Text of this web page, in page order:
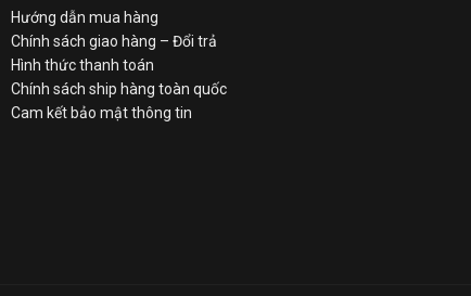
Hướng dẫn mua hàng
Chính sách giao hàng – Đổi trả
Hình thức thanh toán
Chính sách ship hàng toàn quốc
Cam kết bảo mật thông tin